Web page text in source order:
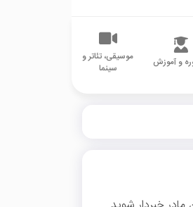
و آموزش
موسیقی، تئاتر و
سینما